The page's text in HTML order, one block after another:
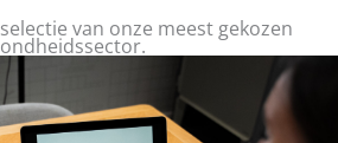
van onze meest gekozen